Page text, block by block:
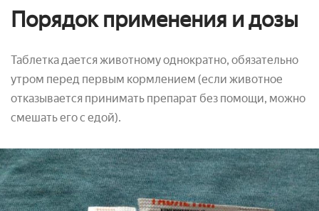
Порядок применения и дозы
Таблетка дается животному однократно, обязательно
утром перед первым кормлением (если животное
отказывается принимать препарат без помощи, можно
смешать его с едой).